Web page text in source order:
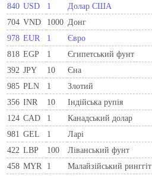
840 USD 1 Долар США
704 VND 1000 Донг
978 EUR 1 Євро
818 EGP 1 Єгипетський фунт
392 JPY 10 Єна
985 PLN 1 Злотий
356 INR 10 Індійська рупія
124 CAD 1 Канадський долар
981 GEL 1 Ларi
422 LBP 100 Ліванський фунт
458 MYR 1 Малайзійський ринггіт